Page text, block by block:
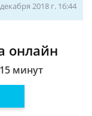
2018 г. 16:44
онлайн
минут